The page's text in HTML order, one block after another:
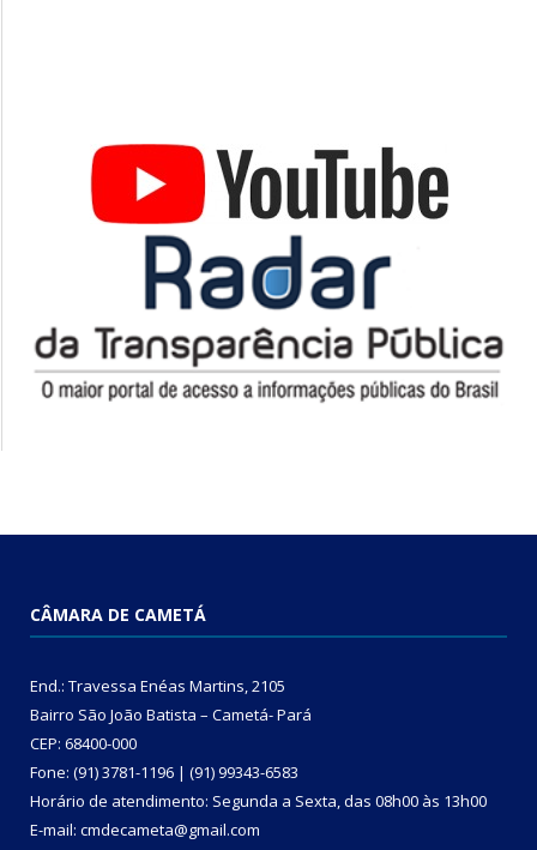
CÂMARA DE CAMETÁ
End.: Travessa Enéas Martins, 2105
Bairro São João Batista – Cametá- Pará
CEP: 68400-000
Fone: (91) 3781-1196 | (91) 99343-6583
Horário de atendimento: Segunda a Sexta, das 08h00 às 13h00
E-mail: cmdecameta@gmail.com